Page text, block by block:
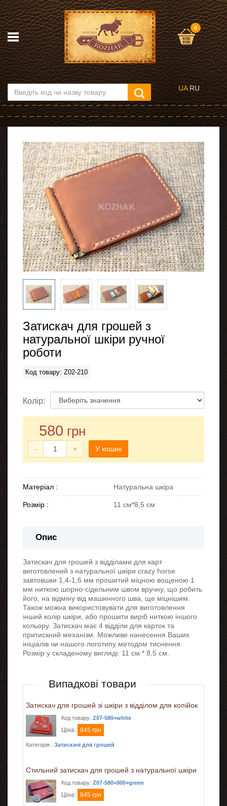
0
UA RU
Затискач для грошей з
натуральної шкіри ручної
роботи
Код товару: Z02-210
Колір:
580 грн
- + У кошик
Матеріал : Натуральна шкіра
Розмір : 11 см*8,5 см
Опис
Затискач для грошей з відділами для карт
виготовлений з натуральної шкіри crazy horse
завтовшки 1,4-1,6 мм прошитий міцною вощеною 1
мм ниткою шорно-сідельним швом вручну, що робить
його, на відміну від машинного шва, ще міцнішим.
Також можна використовувати для виготовлення
інший колір шкіри, або прошити виріб ниткою іншого
кольору. Затискач має 4 відділи для карток та
притискний механізм. Можливе нанесення Ваших
ініціалів чи нашого логотипу методом тиснення.
Розмір у складеному вигляді: 11 см * 8,5 см.
Випадкові товари
Затискач для грошей зі шкіри з відділом для копійок
Код товару: Z07-580+white
Ціна: 845 грн
Категорія : Затискачі для грошей
Стильний затискач для грошей з натуральної шкіри
Код товару: Z07-580+800+green
Ціна: 845 грн